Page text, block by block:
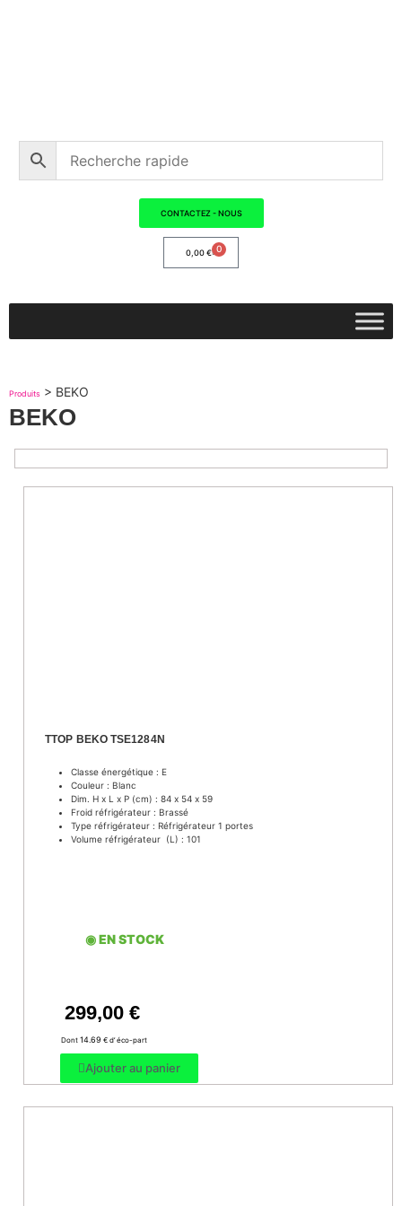
CONTACTEZ - NOUS
0,00€ 0
Produits > BEKO
BEKO
TTOP BEKO TSE1284N
Classe énergétique : E
Couleur : Blanc
Dim. H x L x P (cm) : 84 x 54 x 59
Froid réfrigérateur : Brassé
Type réfrigérateur : Réfrigérateur 1 portes
Volume réfrigérateur (L) : 101
◉ EN STOCK
299,00 €
Dont 14.69 € d’ éco-part
Ajouter au panier